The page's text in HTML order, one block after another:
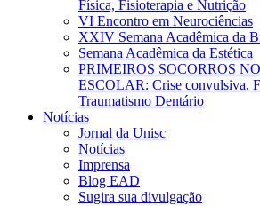
Física, Fisioterapia e Nutrição
VI Encontro em Neurociências
XXIV Semana Acadêmica da
Semana Acadêmica da Estética
PRIMEIROS SOCORROS
ESCOLAR: Crise convulsiva,
Traumatismo Dentário
Notícias
Jornal da Unisc
Notícias
Imprensa
Blog EAD
Sugira sua divulgação